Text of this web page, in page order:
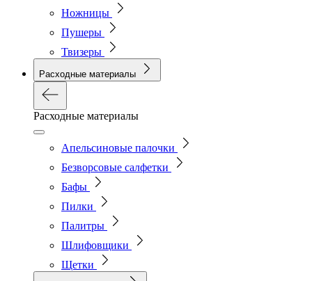
Ножницы
Пушеры
Твизеры
Расходные материалы
Расходные материалы
Апельсиновые палочки
Безворсовые салфетки
Бафы
Пилки
Палитры
Шлифовщики
Щетки